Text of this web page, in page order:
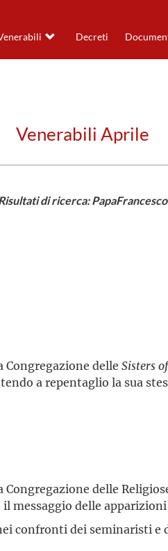
Decreti
Venerabili Aprile
di ricerca:
Congregazione delle Sisters
a repentaglio la sua
Congregazione delle
messaggio delle
confronti dei seminaristi e